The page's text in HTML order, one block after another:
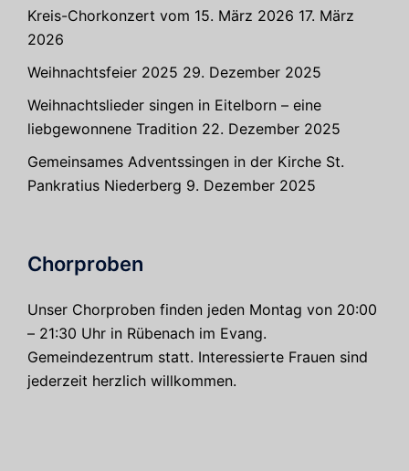
Kreis-Chorkonzert vom 15. März 2026 17. März
2026
Weihnachtsfeier 2025 29. Dezember 2025
Weihnachtslieder singen in Eitelborn – eine
liebgewonnene Tradition 22. Dezember 2025
Gemeinsames Adventssingen in der Kirche St.
Pankratius Niederberg 9. Dezember 2025
Chorproben
Unser Chorproben finden jeden Montag von 20:00
– 21:30 Uhr in Rübenach im Evang.
Gemeindezentrum statt. Interessierte Frauen sind
jederzeit herzlich willkommen.